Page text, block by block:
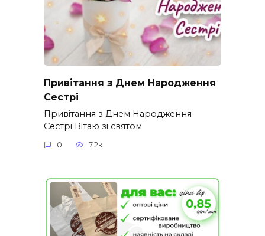
Привітання з Днем Народження
Сестрі
Привітання з Днем Народження
Сестрі Вітаю зі святом
0 7.2к.